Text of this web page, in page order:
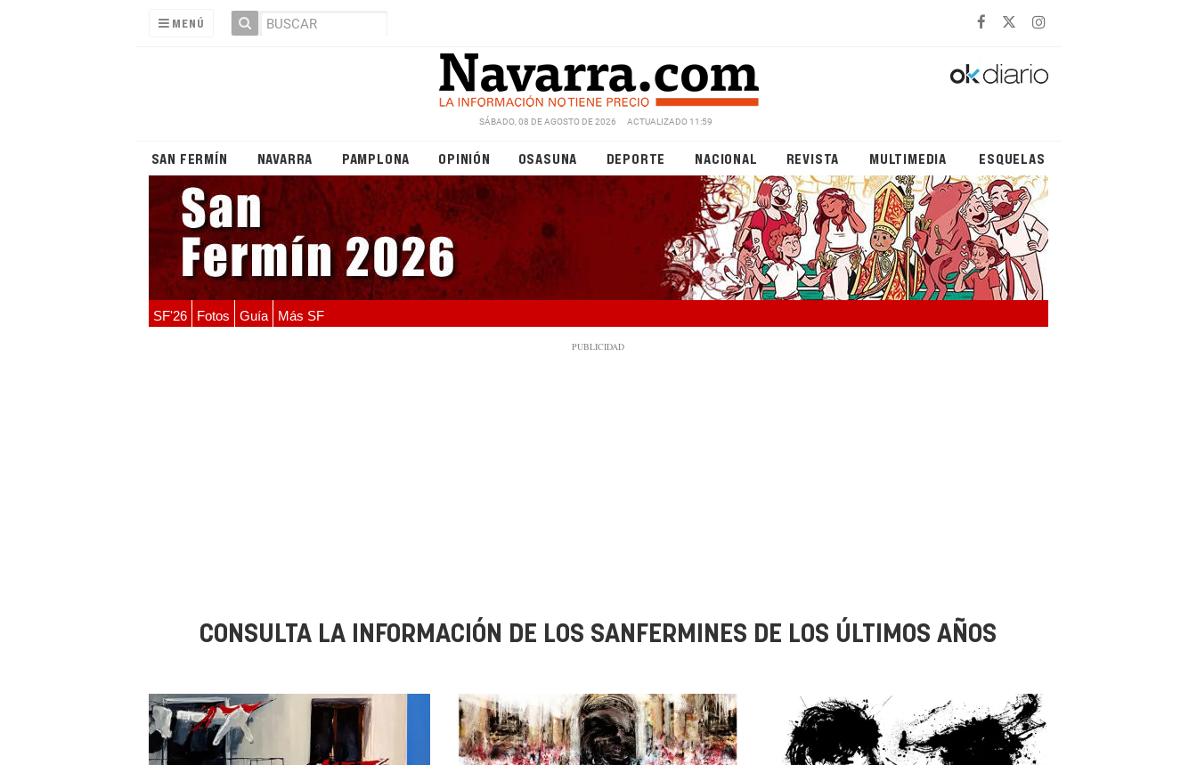
MENÚ
SÁBADO, 08 DE AGOSTO DE 2026 ACTUALIZADO 11:59
SAN FERMÍN NAVARRA PAMPLONA OPINIÓN OSASUNA DEPORTE NACIONAL REVISTA MULTIMEDIA ESQUELAS
SF'26 Fotos Guía Más SF
CONSULTA LA INFORMACIÓN DE LOS SANFERMINES DE LOS ÚLTIMOS AÑOS